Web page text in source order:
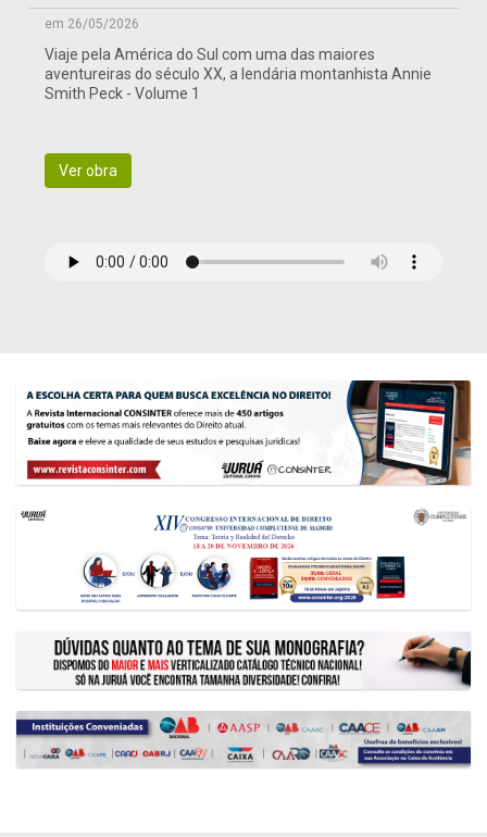
em 26/05/2026
Viaje pela América do Sul com uma das maiores
aventureiras do século XX, a lendária montanhista Annie
Smith Peck - Volume 1
Ver obra